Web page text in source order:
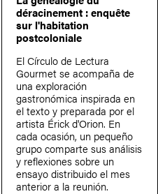
déracinement : enquête
sur l'habitation
postcoloniale
El Círculo de Lectura
Gourmet se acompaña de
una exploración
gastronómica inspirada en
el texto y preparada por el
artista Érick d'Orion. En
cada ocasión, un pequeño
grupo comparte sus análisis
y reflexiones sobre un
ensayo distribuido el mes
anterior a la reunión.